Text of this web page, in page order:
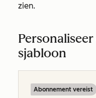
zien.
sjabloon
Abonnement vereist